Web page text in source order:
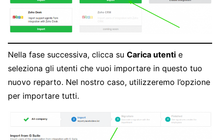
Nella fase successiva, clicca su Carica utenti e
seleziona gli utenti che vuoi importare in questo tuo
nuovo reparto. Nel nostro caso, utilizzeremo l’opzione
per importare tutti.